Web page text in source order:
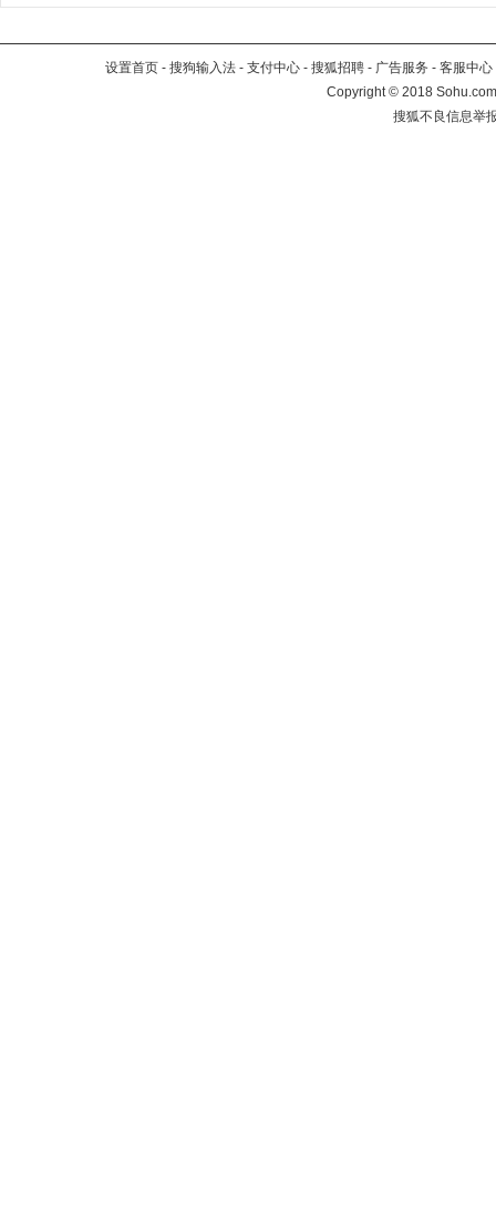
设置首页 - 搜狗输入法 - 支付中心 - 搜狐招聘 - 广告服务 - 客服中心
Copyright©2018
搜狐不良信息举